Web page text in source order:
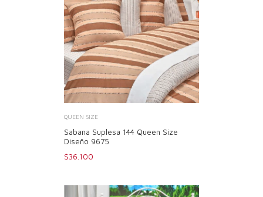
QUEEN SIZE
Sabana Suplesa 144 Queen Size
Diseño 9675
$36.100